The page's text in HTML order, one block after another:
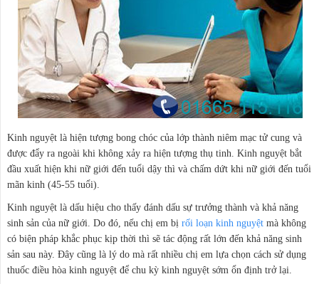
Kinh nguyệt là hiện tượng bong chóc của lớp thành niêm mạc tử cung và
được đẩy ra ngoài khi không xảy ra hiện tượng thụ tinh. Kinh nguyệt bắt
đầu xuất hiện khi nữ giới đến tuổi dậy thì và chấm dứt khi nữ giới đến tuổi
mãn kinh (45-55 tuổi).
Kinh nguyệt là dấu hiệu cho thấy đánh dấu sự trưởng thành và khả năng
sinh sản của nữ giới. Do đó, nếu chị em bị rối loạn kinh nguyệtmà không
có biện pháp khắc phục kịp thời thì sẽ tác động rất lớn đến khả năng sinh
sản sau này. Đây cũng là lý do mà rất nhiều chị em lựa chọn cách sử dụng
thuốc điều hòa kinh nguyệt để chu kỳ kinh nguyệt sớm ổn định trở lại.